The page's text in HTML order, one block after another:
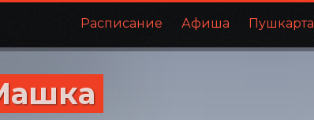
Расписание Афиша Пушкарта